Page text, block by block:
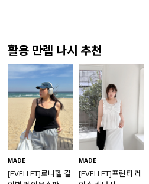
활용 만렙 나시 추천
MADE
[EVELLET]로니헬 길
MADE
[EVELLET]프린티 레